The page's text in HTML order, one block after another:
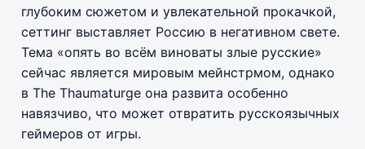
глубоким сюжетом и увлекательной прокачкой,
сеттинг выставляет Россию в негативном свете.
Тема «опять во всём виноваты злые русские»
сейчас является мировым мейнстрмом, однако
в The Thaumaturge она развита особенно
навязчиво, что может отвратить русскоязычных
геймеров от игры.